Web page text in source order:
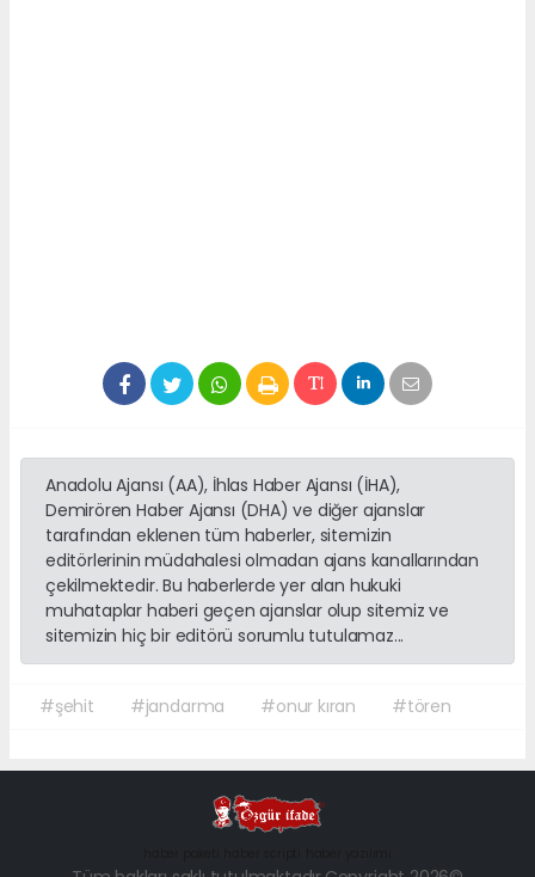
Anadolu Ajansı (AA), İhlas Haber Ajansı (İHA),
Demirören Haber Ajansı (DHA) ve diğer ajanslar
tarafından eklenen tüm haberler, sitemizin
editörlerinin müdahalesi olmadan ajans kanallarından
çekilmektedir. Bu haberlerde yer alan hukuki
muhataplar haberi geçen ajanslar olup sitemiz ve
sitemizin hiç bir editörü sorumlu tutulamaz...
#şehit #jandarma #onur kıran #tören